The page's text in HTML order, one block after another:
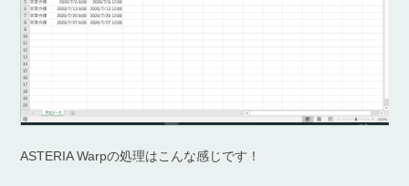
ASTERIA Warpの処理はこんな感じです！